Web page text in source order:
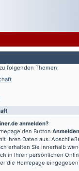
folgenden Themen:
anmelden?
den Button
Ihren Daten aus.
erhalten Sie innerhalb
in Ihren persönlichen
die Homepage